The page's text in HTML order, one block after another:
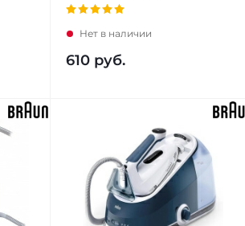
Нет в наличии
610 руб.